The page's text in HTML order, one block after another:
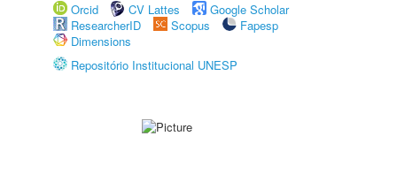
Orcid
CV Lattes
Google Scholar
ResearcherID
Scopus
Fapesp
Dimensions
Repositório Institucional UNESP